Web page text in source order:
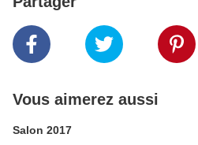
Vous aimerez aussi
Salon 2017